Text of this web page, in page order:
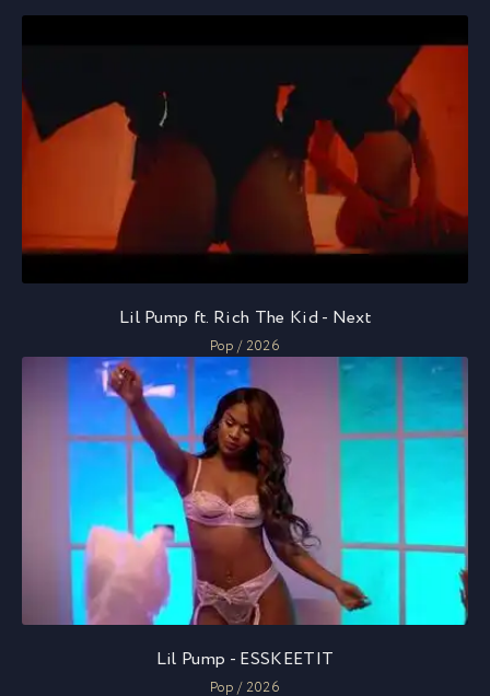
Lil Pump ft. Rich The Kid - Next
Pop / 2026
Lil Pump - ESSKEETIT
Pop / 2026